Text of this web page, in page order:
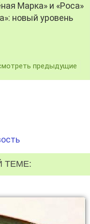
Марка» и «Роса»
новый уровень
предыдущие
ТЕМЕ: